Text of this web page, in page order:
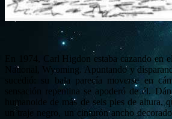
En 1974, Carl Higdon estaba cazando en
National, Wyoming. Apuntando y
sucedió: su bala parecía moverse en
sensación repentina se apoderó de él.
humanoide de más de seis pies de altura,
un traje negro, un cinturón ancho